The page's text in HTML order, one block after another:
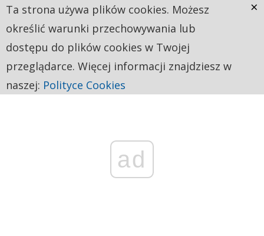
ad
Ta strona używa plików cookies. Możesz
określić warunki przechowywania lub
dostępu do plików cookies w Twojej
przeglądarce. Więcej informacji znajdziesz w
naszej: Polityce Cookies
×